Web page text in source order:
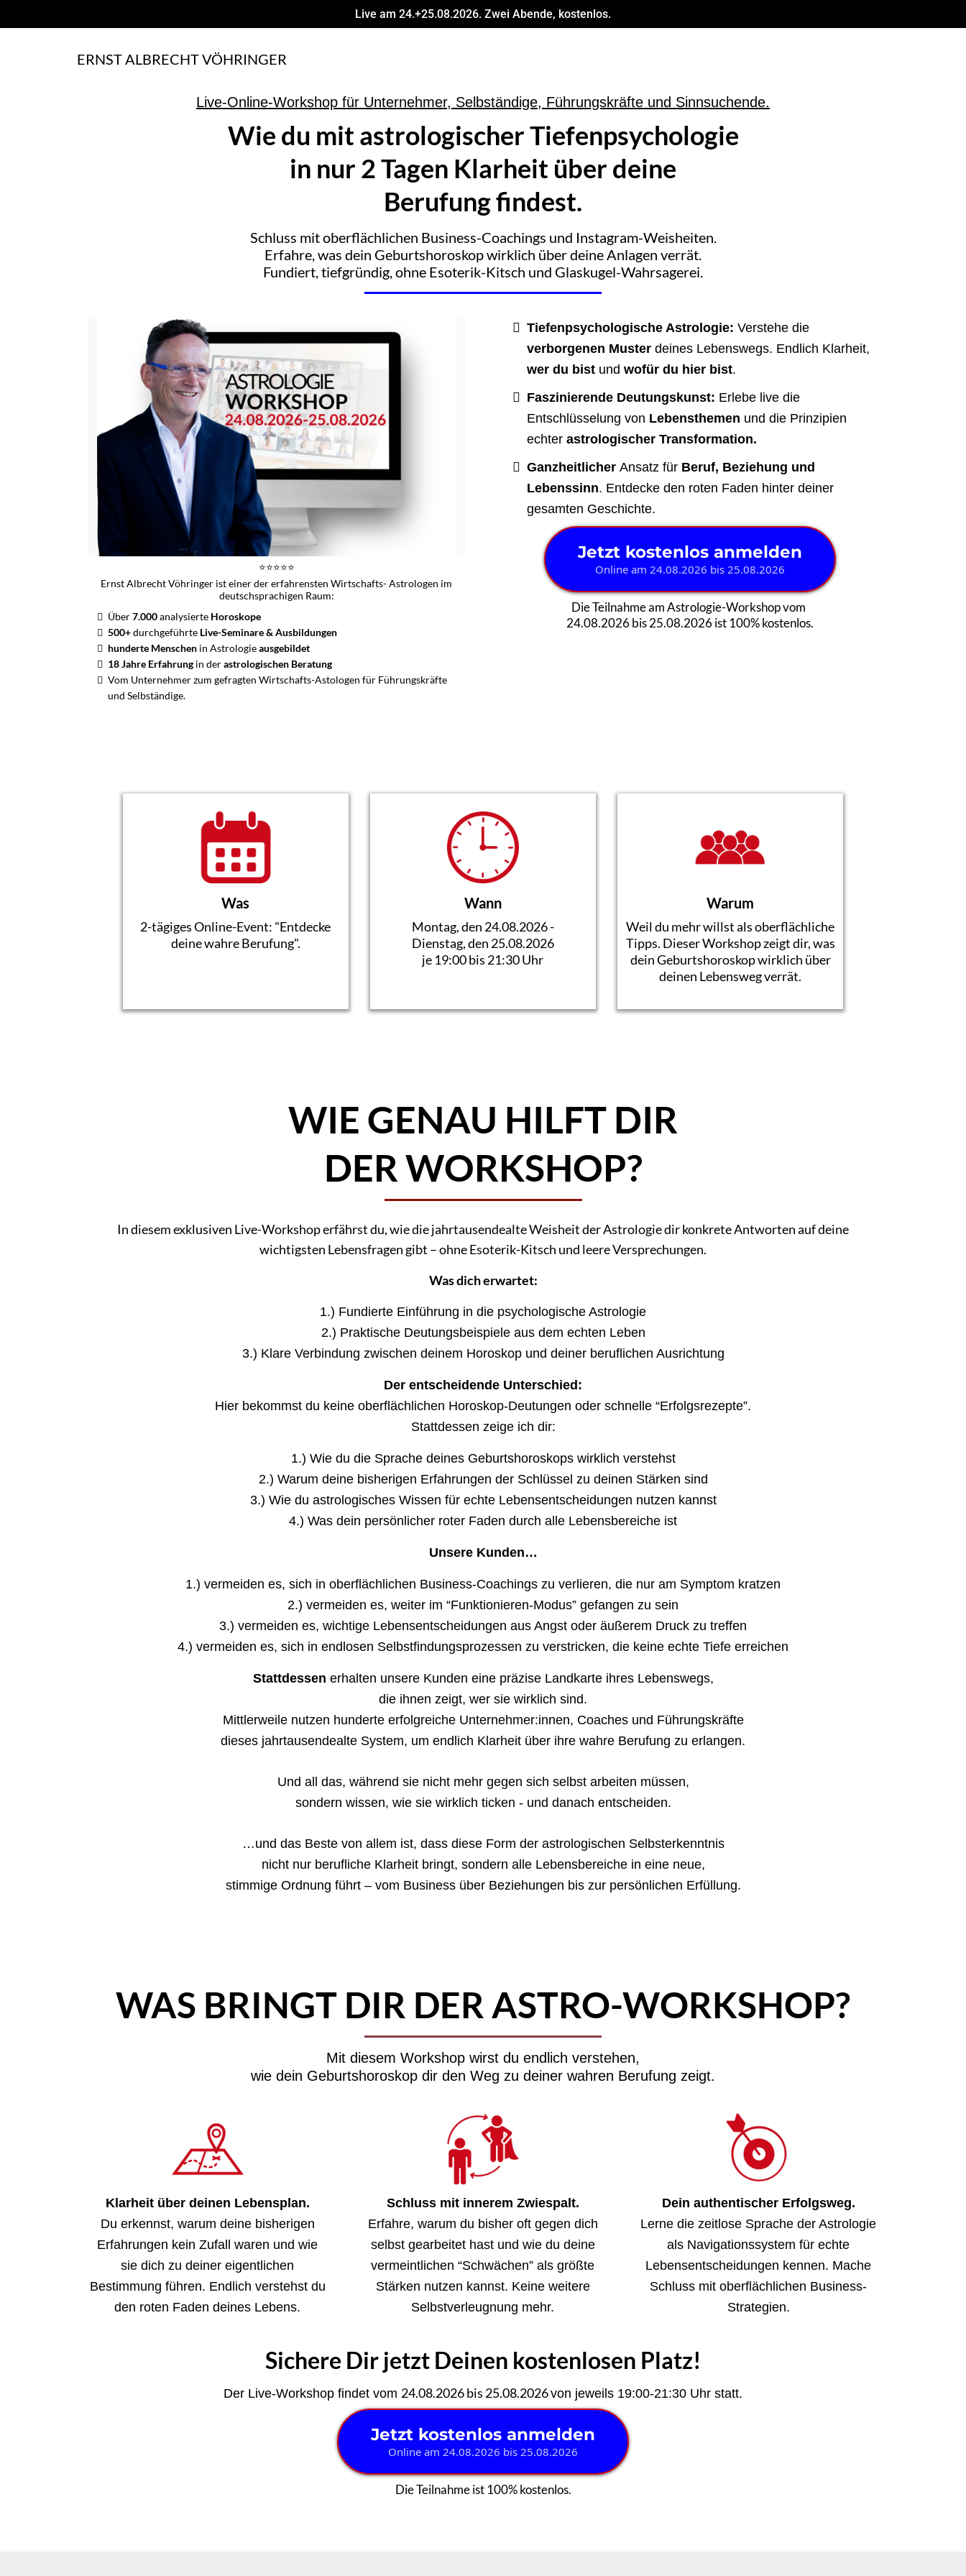
Live am 24.+25.08.2026. Zwei Abende, kostenlos.
ERNST ALBRECHT VÖHRINGER
Live-Online-Workshop für Unternehmer, Selbständige, Führungskräfte und Sinnsuchende.
Wie du mit astrologischer Tiefenpsychologie
in nur 2 Tagen Klarheit über deine
Berufung findest.
Schluss mit oberflächlichen Business-Coachings und Instagram-Weisheiten.
Erfahre, was dein Geburtshoroskop wirklich über deine Anlagen verrät.
Fundiert, tiefgründig, ohne Esoterik-Kitsch und Glaskugel-Wahrsagerei.
⭐️⭐️⭐️⭐️⭐️
Ernst Albrecht Vöhringer ist einer der erfahrensten Wirtschafts- Astrologen im
deutschsprachigen Raum:
Über7.000analysierte Horoskope
500+durchgeführte Live-Seminare & Ausbildungen
hunderte Menschen in Astrologieausgebildet
18 Jahre Erfahrung in derastrologischen Beratung
Vom Unternehmer zum gefragten Wirtschafts-Astologen für Führungskräfte
und Selbständige.
Tiefenpsychologische Astrologie: Verstehe die
verborgenen Muster deines Lebenswegs. Endlich Klarheit,
wer du bist und wofür du hier bist.
Faszinierende Deutungskunst: Erlebe live die
Entschlüsselung von Lebensthemen und die Prinzipien
echter astrologischer Transformation.
Ganzheitlicher Ansatz für Beruf, Beziehung und
Lebenssinn. Entdecke den roten Faden hinter deiner
gesamten Geschichte.
Jetzt kostenlos anmelden
Online am 24.08.2026 bis 25.08.2026
Die Teilnahme am Astrologie-Workshop vom
24.08.2026 bis 25.08.2026 ist 100% kostenlos.
Was
2-tägiges Online-Event: "Entdecke
deine wahre Berufung".
Wann
Montag, den 24.08.2026 -
Dienstag, den 25.08.2026
je 19:00 bis 21:30 Uhr
Warum
Weil du mehr willst als oberflächliche
Tipps. Dieser Workshop zeigt dir, was
dein Geburtshoroskop wirklich über
deinen Lebensweg verrät.
WIE GENAU HILFT DIR
DER WORKSHOP?
In diesem exklusiven Live-Workshop erfährst du, wie die jahrtausendealte Weisheit der Astrologie dir konkrete Antworten auf deine
wichtigsten Lebensfragen gibt – ohne Esoterik-Kitsch und leere Versprechungen.
Was dich erwartet:
1.) Fundierte Einführung in die psychologische Astrologie
2.) Praktische Deutungsbeispiele aus dem echten Leben
3.) Klare Verbindung zwischen deinem Horoskop und deiner beruflichen Ausrichtung
Der entscheidende Unterschied:
Hier bekommst du keine oberflächlichen Horoskop-Deutungen oder schnelle “Erfolgsrezepte”.
Stattdessen zeige ich dir:
1.) Wie du die Sprache deines Geburtshoroskops wirklich verstehst
2.) Warum deine bisherigen Erfahrungen der Schlüssel zu deinen Stärken sind
3.) Wie du astrologisches Wissen für echte Lebensentscheidungen nutzen kannst
4.) Was dein persönlicher roter Faden durch alle Lebensbereiche ist
Unsere Kunden…
1.) vermeiden es, sich in oberflächlichen Business-Coachings zu verlieren, die nur am Symptom kratzen
2.) vermeiden es, weiter im “Funktionieren-Modus” gefangen zu sein
3.) vermeiden es, wichtige Lebensentscheidungen aus Angst oder äußerem Druck zu treffen
4.) vermeiden es, sich in endlosen Selbstfindungsprozessen zu verstricken, die keine echte Tiefe erreichen
Stattdessen erhalten unsere Kunden eine präzise Landkarte ihres Lebenswegs,
die ihnen zeigt, wer sie wirklich sind.
Mittlerweile nutzen hunderte erfolgreiche Unternehmer:innen, Coaches und Führungskräfte
dieses jahrtausendealte System, um endlich Klarheit über ihre wahre Berufung zu erlangen.
Und all das, während sie nicht mehr gegen sich selbst arbeiten müssen,
sondern wissen, wie sie wirklich ticken - und danach entscheiden.
…und das Beste von allem ist, dass diese Form der astrologischen Selbsterkenntnis
nicht nur berufliche Klarheit bringt, sondern alle Lebensbereiche in eine neue,
stimmige Ordnung führt – vom Business über Beziehungen bis zur persönlichen Erfüllung.
WAS BRINGT DIR DER ASTRO-WORKSHOP?
Mit diesem Workshop wirst du endlich verstehen,
wie dein Geburtshoroskop dir den Weg zu deiner wahren Berufung zeigt.
Klarheit über deinen Lebensplan.
Du erkennst, warum deine bisherigen
Erfahrungen kein Zufall waren und wie
sie dich zu deiner eigentlichen
Bestimmung führen. Endlich verstehst du
den roten Faden deines Lebens.
Schluss mit innerem Zwiespalt.
Erfahre, warum du bisher oft gegen dich
selbst gearbeitet hast und wie du deine
vermeintlichen “Schwächen” als größte
Stärken nutzen kannst. Keine weitere
Selbstverleugnung mehr.
Dein authentischer Erfolgsweg.
Lerne die zeitlose Sprache der Astrologie
als Navigationssystem für echte
Lebensentscheidungen kennen. Mache
Schluss mit oberflächlichen Business-
Strategien.
Sichere Dir jetzt Deinen kostenlosen Platz!
Der Live-Workshop findet vom 24.08.2026 bis 25.08.2026von jeweils 19:00-21:30 Uhr statt.
Jetzt kostenlos anmelden
Online am 24.08.2026 bis 25.08.2026
Die Teilnahme ist 100% kostenlos.